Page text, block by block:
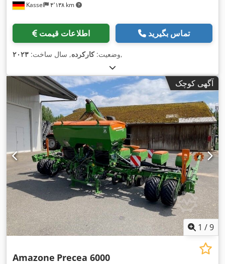
Kassel ۴٬۱۳۸ km
اطلاعات قیمت تماس بگیرید
وضعیت:کارکرده, سال ساخت: ۲۰۲۳ ,
آگهی کوچک
1 /9
Amazone Precea 6000